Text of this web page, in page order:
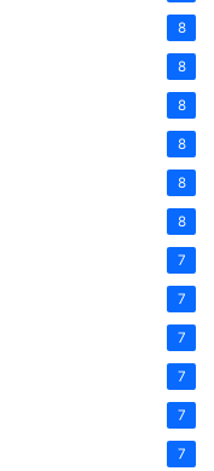
8
8
8
8
8
8
7
7
7
7
7
7